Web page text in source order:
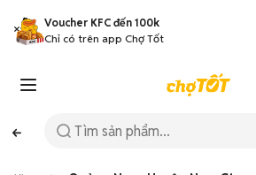
Voucher KFC đến 100k
Chỉ có trên app Chợ Tốt